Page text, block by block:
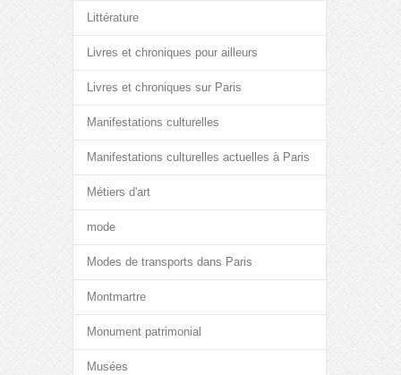
Littérature
Livres et chroniques pour ailleurs
Livres et chroniques sur Paris
Manifestations culturelles
Manifestations culturelles actuelles à Paris
Métiers d'art
mode
Modes de transports dans Paris
Montmartre
Monument patrimonial
Musées